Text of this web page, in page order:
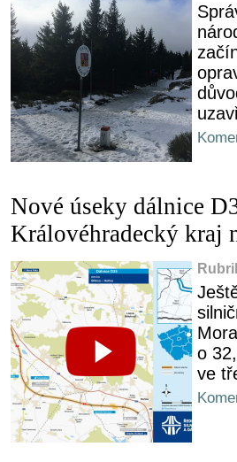
Nové úseky dálnice
Královéhradecký kraj
o
ve